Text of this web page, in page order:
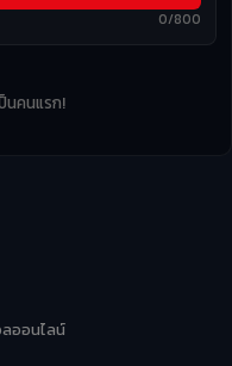
0/800
นคนแรก!
ออนไลน์